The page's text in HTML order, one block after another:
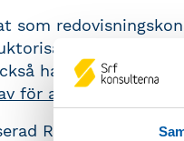
som
hos Srf
ha rätt nivå på
för auktorisation här